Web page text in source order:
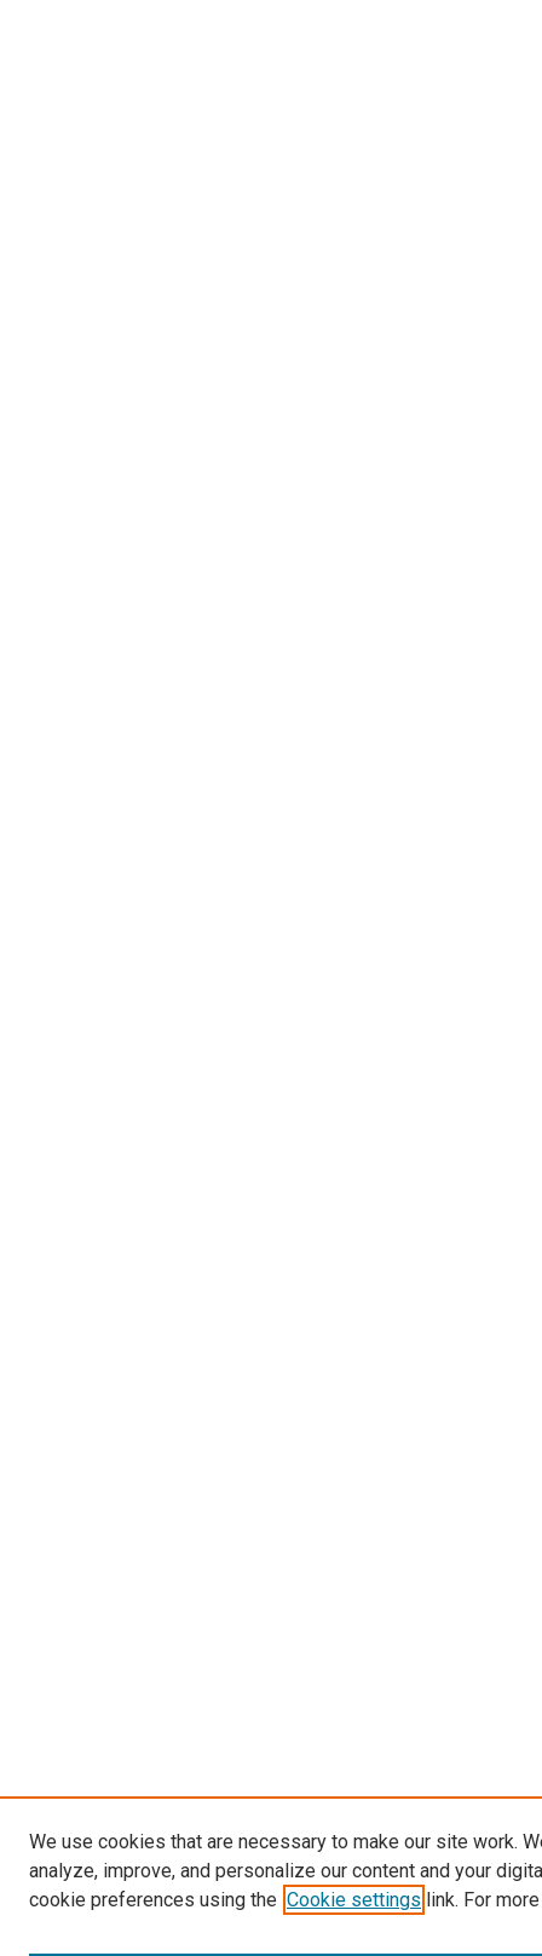
We use cookies that are necessary to make our site work.
analyze, improve, and personalize our content and your
cookie preferences using the Cookie settings link. For